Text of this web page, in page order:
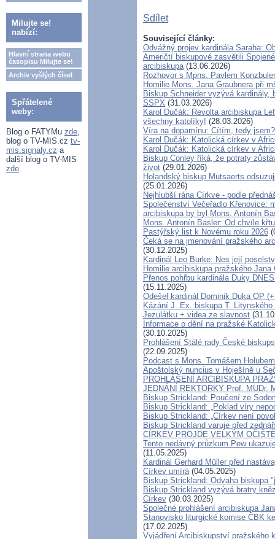
Milujte se!
nabízí:
Hlavní strana webu
časopisu Milujte se!
Archiv vyšlých čísel
Spřátelené
weby:
Blog o FATYMu zde,
blog o TV-MIS.cz tv-
mis.signaly.cz a
další blog o TV-MIS
zde.
Sdílet
Související články:
Odvážný projev kardinála Saraha:
Američtí biskupové zasvětili
arcibiskupa(13.06.2026)
Rozhovor s Mpns. Pavlem
Homilie Mons. Jana Graubnera při
Biskup Schneider vyzývá
SSPX (31.03.2026)
Karol Dučák: Revolta arcibiskupa
všechny katolíky! (28.03.2026)
Víra na dopamínu: Cítím, tedy jsem?
Karol Dučák: Katolická církev v
Karol Dučák: Katolická církev v
Biskup Conley říká, že potraty
život (29.01.2026)
Holandský biskup Mutsaerts
(25.01.2026)
Nejhlubší rána Církve - podle
Společenství Večeřadlo Křenovice:
arcibiskupa by byl Mons. Antonín
Mons. Antonín Basler: Od chvíle
Pastýřský list k Novému roku 2026
Čeká se na jmenování pražského
(30.12.2025)
Kardinál Leo Burke: Nes její
Homilie arcibiskupa pražského
Přenos pohřbu kardinála Duky
(15.11.2025)
Odešel kardinál Dominik Duka OP
Kázání J. Ex. biskupa T.
Jezulátku + videa ze slavnost
Informace o dění na pražské
(30.10.2025)
Prohlášení Stálé rady České
(22.09.2025)
Podcast s Mons. Tomášem
Apoštolský nuncius v Hoješíně u
PROHLÁŠENÍ ARCIBISKUPA
JEDNÁNÍ REKTORKY Prof. MUDr.
Biskup Strickland: Poučení ze
Biskup Strickland: „Poklad víry
Biskup Strickland: „Církev není
Biskup Strickland varuje před
CÍRKEV PROJDE VELKÝM
Tento nedávný průzkum Pew
(11.05.2025)
Kardinál Gerhard Müller před
Církev umírá(04.05.2025)
Biskup Strickland: Odvaha biskupa
Biskup Strickland vyzývá bratry
Církev (30.03.2025)
Společné prohlášení arcibiskupa
Stanovisko liturgické komise ČBK
(17.02.2025)
Vyjádření Arcibiskupství pražského